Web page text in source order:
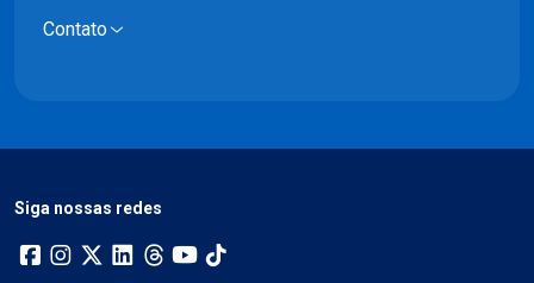
Contato
Siga nossas redes